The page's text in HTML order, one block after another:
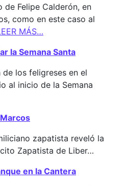
de Felipe Calderón, en
como en este caso al
MÁS…
la Semana Santa
los feligreses en el
al inicio de la Semana
Marcos
zapatista reveló la
Zapatista de Liber…
en la Cantera